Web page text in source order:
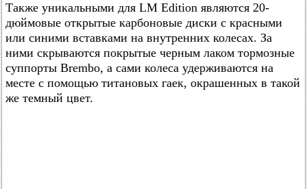
Также уникальными для LM Edition являются 20-
дюймовые открытые карбоновые диски с красными
или синими вставками на внутренних колесах. За
ними скрываются покрытые черным лаком тормозные
суппорты Brembo, а сами колеса удерживаются на
месте с помощью титановых гаек, окрашенных в такой
же темный цвет.